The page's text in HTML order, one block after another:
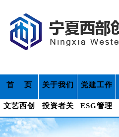
首 页 关于我们 党建工作
文艺西创 投资者关
系
ESG管理